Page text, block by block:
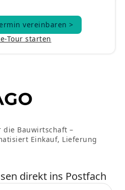
vereinbaren >
vereinbaren >
Tour starten
Bauwirtschaft –
Einkauf, Lieferung
direkt ins Postfach